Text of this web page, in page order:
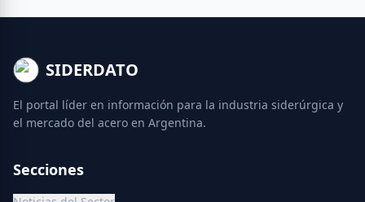
SIDERDATO
El portal líder en información para la industria siderúrgica y
el mercado del acero en Argentina.
Secciones